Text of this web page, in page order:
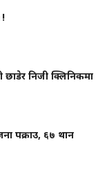
!
छाडेर निजी क्लिनिकमा
पक्राउ, ६७ थान